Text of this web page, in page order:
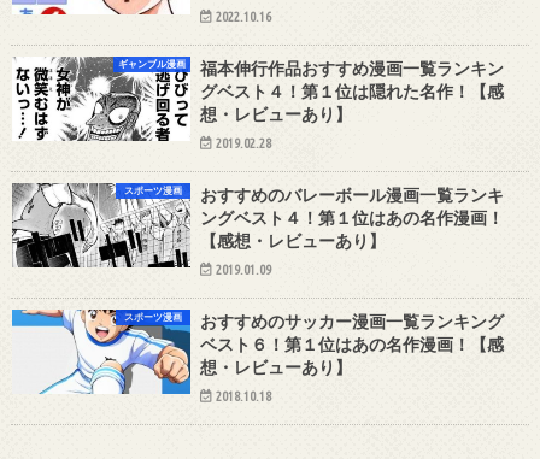
2022.10.16
ギャンブル漫画
福本伸行作品おすすめ漫画一覧ランキン
グベスト４！第１位は隠れた名作！【感
想・レビューあり】
2019.02.28
スポーツ漫画
おすすめのバレーボール漫画一覧ランキ
ングベスト４！第１位はあの名作漫画！
【感想・レビューあり】
2019.01.09
スポーツ漫画
おすすめのサッカー漫画一覧ランキング
ベスト６！第１位はあの名作漫画！【感
想・レビューあり】
2018.10.18